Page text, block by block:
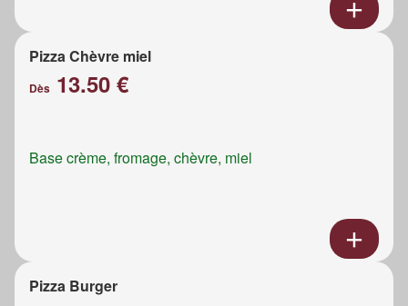
Pizza Chèvre miel
Dès 13.50 €
Base crème, fromage, chèvre, miel
Pizza Burger